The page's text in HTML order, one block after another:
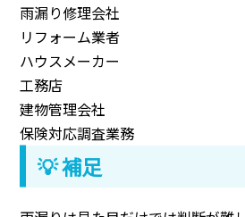
雨漏り修理会社
リフォーム業者
ハウスメーカー
工務店
建物管理会社
保険対応調査業務
💡 補足